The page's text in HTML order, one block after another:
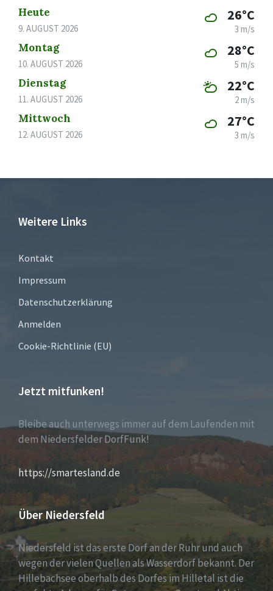
Heute
9. AUGUST 2026
26°C
3 m/s
Montag
10. AUGUST 2026
28°C
5 m/s
Dienstag
11. AUGUST 2026
22°C
2 m/s
Mittwoch
12. AUGUST 2026
27°C
3 m/s
Weitere Links
Kontakt
Impressum
Datenschutzerklärung
Anmelden
Cookie-Richtlinie (EU)
Jetzt mitfunken!
Bleibe auch unterwegs immer auf dem Laufenden mit
dem Niedersfelder DorfFunk!
https://smartesland.de
Über Niedersfeld
Niedersfeld ist das erste Dorf an der Ruhr und auch
wegen der vielen Quellen als Wasserdorf bekannt. Der
Hillebachsee oberhalb des Dorfes im Hilletal ist die